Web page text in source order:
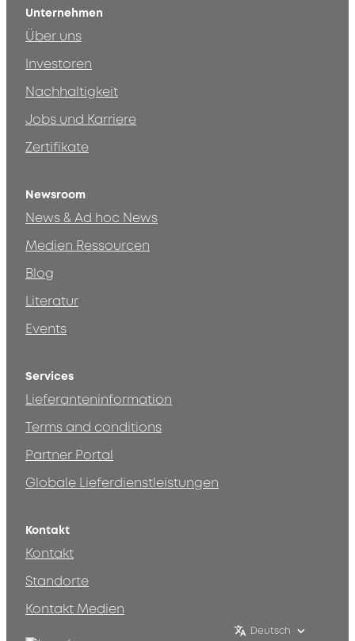
Unternehmen
Über uns
Investoren
Nachhaltigkeit
Jobs und Karriere
Zertifikate
Newsroom
News & Ad hoc News
Medien Ressourcen
Blog
Literatur
Events
Services
Lieferanteninformation
Terms and conditions
Partner Portal
Globale Lieferdienstleistungen
Kontakt
Kontakt
Standorte
Kontakt Medien
Deutsch